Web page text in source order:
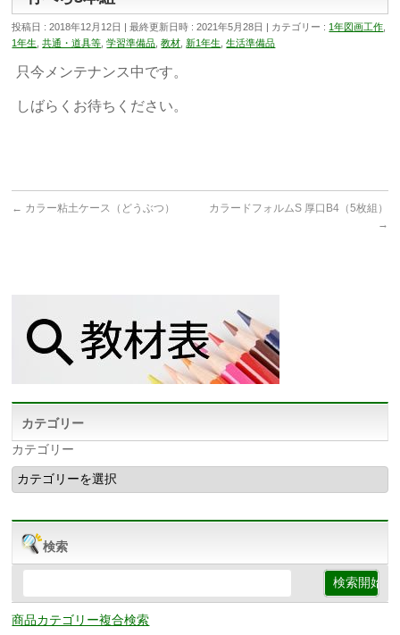
投稿日 : 2018年12月12日 最終更新日時 : 2021年5月28日 カテゴリー : 1年図画工作
1年生 ,共通・道具等 ,学習準備品 ,教材 新1年生 ,生活準備品
只今メンテナンス中です。
しばらくお待ちください。
← カラー粘土ケース（どうぶつ）
カラードフォルムS 厚口B4（5枚組）
→
カテゴリー
カテゴリー
検索
商品カテゴリー複合検索